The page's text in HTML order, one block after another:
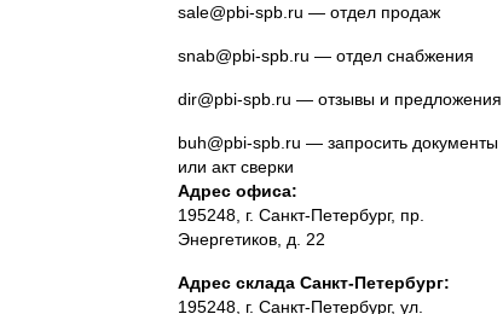
sale@pbi-spb.ru — отдел продаж
snab@pbi-spb.ru — отдел снабжения
dir@pbi-spb.ru — отзывы и предложения
buh@pbi-spb.ru — запросить документы
или акт сверки
Адрес офиса:
195248, г. Санкт-Петербург, пр.
Энергетиков, д. 22
Адрес склада Санкт-Петербург:
195248, г. Санкт-Петербург, ул.